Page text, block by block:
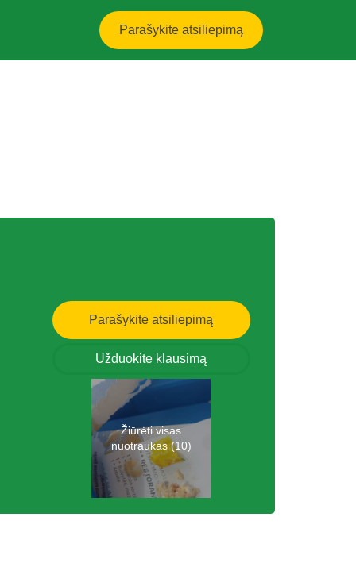
Parašykite atsiliepimą
Parašykite atsiliepimą
Užduokite klausimą
Žiūrėti visas
nuotraukas (10)